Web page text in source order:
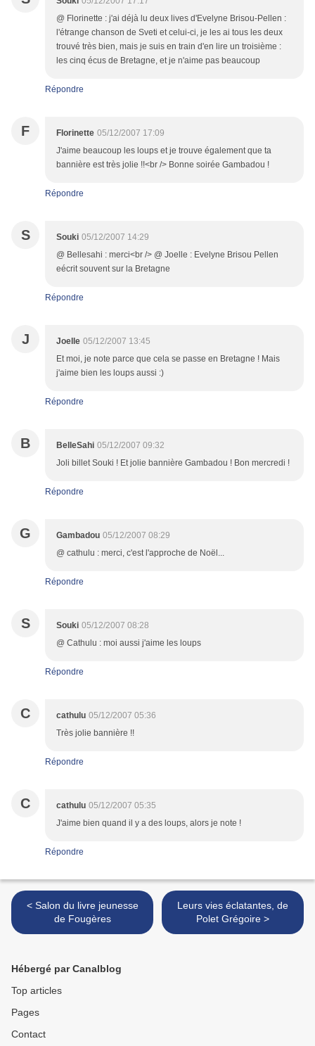
@ Florinette : j'ai déjà lu deux lives d'Evelyne Brisou-Pellen :
l'étrange chanson de Sveti et celui-ci, je les ai tous les deux
trouvé très bien, mais je suis en train d'en lire un troisième :
les cinq écus de Bretagne, et je n'aime pas beaucoup
Répondre
F Florinette 05/12/2007 17:09
J'aime beaucoup les loups et je trouve également que ta
bannière est très jolie !!<br /> Bonne soirée Gambadou !
Répondre
S Souki 05/12/2007 14:29
@ Bellesahi : merci<br /> @ Joelle : Evelyne Brisou Pellen
eécrit souvent sur la Bretagne
Répondre
J Joelle 05/12/2007 13:45
Et moi, je note parce que cela se passe en Bretagne ! Mais
j'aime bien les loups aussi :)
Répondre
B BelleSahi 05/12/2007 09:32
Joli billet Souki ! Et jolie bannière Gambadou ! Bon mercredi !
Répondre
G Gambadou 05/12/2007 08:29
@ cathulu : merci, c'est l'approche de Noël...
Répondre
S Souki 05/12/2007 08:28
@ Cathulu : moi aussi j'aime les loups
Répondre
C cathulu 05/12/2007 05:36
Très jolie bannière !!
Répondre
C cathulu 05/12/2007 05:35
J'aime bien quand il y a des loups, alors je note !
Répondre
< Salon du livre jeunesse
de Fougères
Leurs vies éclatantes, de
Polet Grégoire >
Hébergé par Canalblog
Top articles
Pages
Contact